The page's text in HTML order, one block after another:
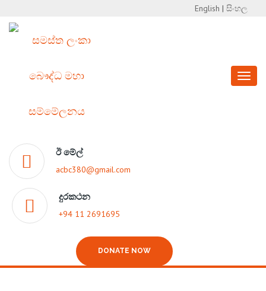
English | සිංහල
ඊ මේල්
acbc380@gmail.com
දුරකථන
+94 11 2691695
DONATE NOW